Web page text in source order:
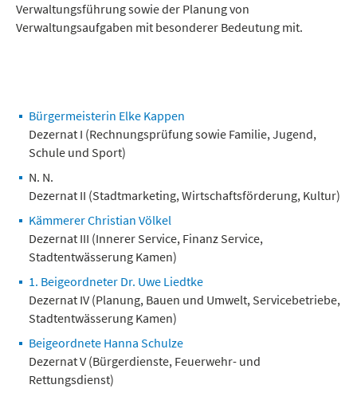
Verwaltungsführung sowie der Planung von
Verwaltungsaufgaben mit besonderer Bedeutung mit.
Bürgermeisterin Elke Kappen
Dezernat I (Rechnungsprüfung sowie Familie, Jugend,
Schule und Sport)
N. N.
Dezernat II (Stadtmarketing, Wirtschaftsförderung, Kultur)
Kämmerer Christian Völkel
Dezernat III (Innerer Service, Finanz Service,
Stadtentwässerung Kamen)
1. Beigeordneter Dr. Uwe Liedtke
Dezernat IV (Planung, Bauen und Umwelt, Servicebetriebe,
Stadtentwässerung Kamen)
Beigeordnete Hanna Schulze
Dezernat V (Bürgerdienste, Feuerwehr- und
Rettungsdienst)